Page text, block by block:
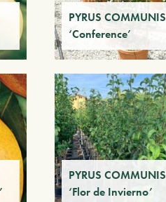
PYRUS COMMUNIS
‘Conference’
PYRUS COMMUNIS
‘Flor de Invierno’